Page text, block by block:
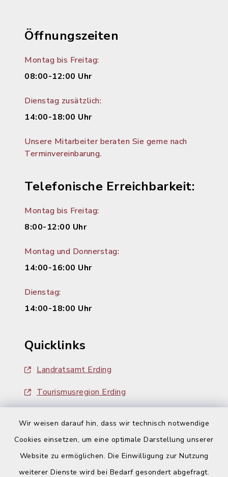
Wir weisen darauf hin, dass wir technisch notwendige
Cookies einsetzen, um eine optimale Darstellung unserer
Website zu ermöglichen. Die Einwilligung zur Nutzung
weiterer Dienste wird bei Bedarf gesondert abgefragt.
Öffnungszeiten
Montag bis Freitag:
08:00-12:00 Uhr
Dienstag zusätzlich:
14:00-18:00 Uhr
Unsere Mitarbeiter beraten Sie gerne nach
Terminvereinbarung.
Telefonische Erreichbarkeit:
Montag bis Freitag:
8:00-12:00 Uhr
Montag und Donnerstag:
14:00-16:00 Uhr
Dienstag:
14:00-18:00 Uhr
Quicklinks
Landratsamt Erding
Tourismusregion Erding